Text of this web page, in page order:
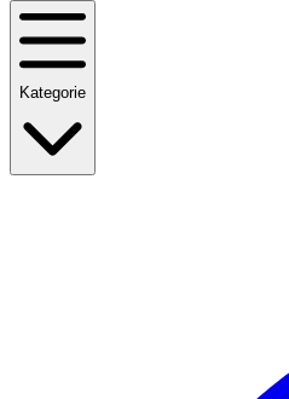
Kategorie